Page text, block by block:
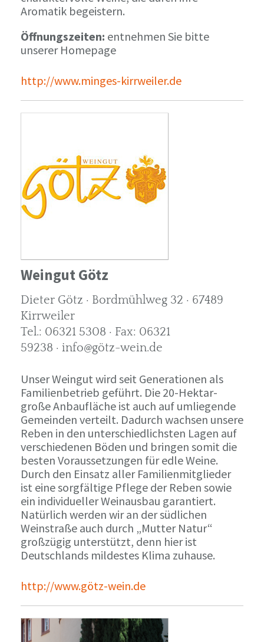
Aromatik begeistern.
Öffnungszeiten: entnehmen Sie bitte
unserer Homepage
http://www.minges-kirrweiler.de
Weingut Götz
Dieter Götz · Bordmühlweg 32 · 67489
Kirrweiler
Tel.: 06321 5308 · Fax: 06321
59238 · info@götz-wein.de
Unser Weingut wird seit Generationen als
Familienbetrieb geführt. Die 20-Hektar-
große Anbaufläche ist auch auf umliegende
Gemeinden verteilt. Dadurch wachsen unsere
Reben in den unterschiedlichsten Lagen auf
verschiedenen Böden und bringen somit die
besten Voraussetzungen für edle Weine.
Durch den Einsatz aller Familienmitglieder
ist eine sorgfältige Pflege der Reben sowie
ein individueller Weinausbau garantiert.
Natürlich werden wir an der südlichen
Weinstraße auch durch „Mutter Natur“
großzügig unterstützt, denn hier ist
Deutschlands mildestes Klima zuhause.
http://www.götz-wein.de